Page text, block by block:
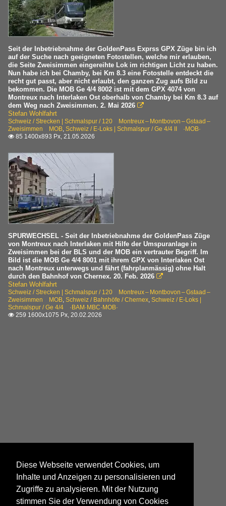
Seit der Inbetriebnahme der GoldenPass Exprss GPX Züge bin ich
auf der Suche nach geeigneten Fotostellen, welche mir erlauben,
die Seite Zweisimmen eingereihte Lok im richtigen Licht zu haben.
Nun habe ich bei Chamby, bei Km 8.3 eine Fotostelle entdeckt die
recht gut passt, aber nicht erlaubt, den ganzen Zug aufs Bild zu
bekommen. Die MOB Ge 4/4 8002 ist mit dem GPX 4074 von
Montreux nach Interlaken Ost oberhalb von Chamby bei Km 8.3 auf
dem Weg nach Zweisimmen. 2. Mai 2026 
Stefan Wohlfahrt
Schweiz / Strecken | Schmalspur / 120 Montreux – Montbovon – Gstaad –
Zweisimmen MOB, Schweiz / E-Loks | Schmalspur / Ge 4/4 II ·MOB·
 85 1400x893 Px, 21.05.2026
SPURWECHSEL - Seit der Inbetriebnahme der GoldenPass Züge
von Montreux nach Interlaken mit Hilfe der Umspuranlage in
Zweisimmen bei der BLS und der MOB ein vertrauter Begriff. Im
Bild ist die MOB Ge 4/4 8001 mit ihrem GPX von Interlaken Ost
nach Montreux unterwegs und fährt (fahrplanmässig) ohne Halt
durch den Bahnhof von Chernex. 20. Feb. 2026 
Stefan Wohlfahrt
Schweiz / Strecken | Schmalspur / 120 Montreux – Montbovon – Gstaad –
Zweisimmen MOB, Schweiz / Bahnhöfe / Chernex, Schweiz / E-Loks |
Schmalspur / Ge 4/4 ·BAM·MBC·MOB·
 259 1600x1075 Px, 20.02.2026
Diese Webseite verwendet Cookies, um
Inhalte und Anzeigen zu personalisieren und
Zugriffe zu analysieren. Mit der Nutzung
stimmen Sie der Verwendung von Cookies